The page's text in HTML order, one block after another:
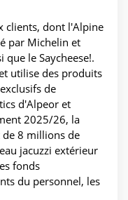
clients, dont l'Alpine
par Michelin et
le Saycheese!.
utilise des produits
de
d'Alpeor et
2025/26, la
8 millions de
jacuzzi extérieur
fonds
du personnel, les